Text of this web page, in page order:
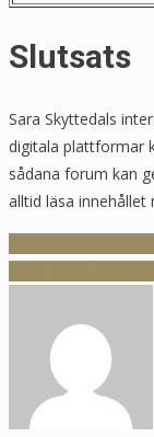
Slutsats
Sara Skyttedals
digitala plattformar
sådana forum kan
alltid läsa innehållet